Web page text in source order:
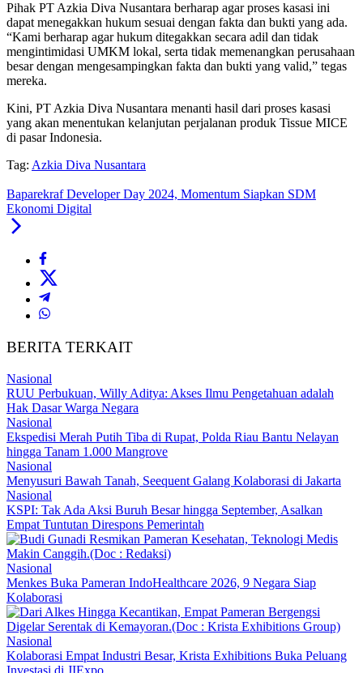
Pihak PT Azkia Diva Nusantara berharap agar proses kasasi ini
dapat menegakkan hukum sesuai dengan fakta dan bukti yang ada.
“Kami berharap agar hukum ditegakkan secara adil dan tidak
mengintimidasi UMKM lokal, serta tidak memenangkan perusahaan
besar dengan mengesampingkan fakta dan bukti yang valid,” tegas
mereka.
Kini, PT Azkia Diva Nusantara menanti hasil dari proses kasasi
yang akan menentukan kelanjutan perjalanan produk Tissue MICE
di pasar Indonesia.
Tag: Azkia Diva Nusantara
Baparekraf Developer Day 2024, Momentum Siapkan SDM
Ekonomi Digital
BERITA TERKAIT
Nasional
RUU Perbukuan, Willy Aditya: Akses Ilmu Pengetahuan adalah
Hak Dasar Warga Negara
Nasional
Ekspedisi Merah Putih Tiba di Rupat, Polda Riau Bantu Nelayan
hingga Tanam 1.000 Mangrove
Nasional
Menyusuri Bawah Tanah, Seequent Galang Kolaborasi di Jakarta
Nasional
KSPI: Tak Ada Aksi Buruh Besar hingga September, Asalkan
Empat Tuntutan Direspons Pemerintah
Nasional
Menkes Buka Pameran IndoHealthcare 2026, 9 Negara Siap
Kolaborasi
Nasional
Kolaborasi Empat Industri Besar, Krista Exhibitions Buka Peluang
Investasi di JIExpo